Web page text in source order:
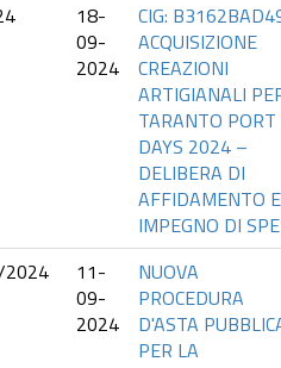
18-
09-
2024
CIG:
ACQUISIZIONE
CREAZIONI
ARTIGIANALI
TARANTO PORT
DAYS 2024 –
DELIBERA DI
AFFIDAMENTO E
IMPEGNO DI
2024
11-
09-
2024
NUOVA
PROCEDURA
D'ASTA
PER LA